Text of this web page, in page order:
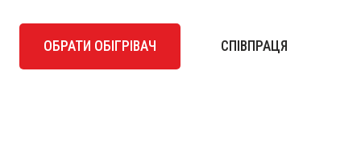
ОБРАТИ ОБІГРІВАЧ СПІВПРАЦЯ